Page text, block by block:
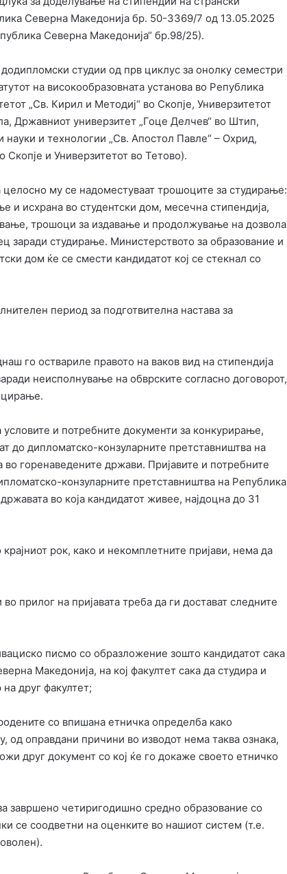
Северна Македонија бр. 50-3369/7 од 13.05.2025
Северна Македонија“ бр.98/25).
студии од прв циклус за онолку семестри
на високообразовната установа во Република
„Св. Кирил и Методиј“ во Скопје, Универзитетот
Државниот универзитет „Гоце Делчев“ во Штип,
науки и технологии „Св. Апостол Павле“ – Охрид,
Скопје и Универзитетот во Тетово).
целосно му се надоместуваат трошоците за студирање:
и исхрана во студентски дом, месечна стипендија,
трошоци за издавање и продолжување на дозвола
заради студирање. Министерството за образование и
дом ќе се смести кандидатот кој се стекнал со
период за подготвителна настава за
го оствариле правото на ваков вид на стипендија
неисполнување на обврските согласно договорот,
и потребните документи за конкурирање,
до дипломатско-конзуларните претставништва на
горенаведените држави. Пријавите и потребните
конзуларните претставништва на Република
во која кандидатот живее, најдоцна до 31
рок, како и некомплетните пријави, нема да
прилог на пријавата треба да ги достават следните
писмо со образложение зошто кандидатот сака
Македонија, на кој факултет сака да студира и
друг факултет;
со впишана етничка определба како
оправдани причини во изводот нема таква ознака,
друг документ со кој ќе го докаже своето етничко
завршено четиригодишно средно образование со
се соодветни на оценките во нашиот систем (т.е.